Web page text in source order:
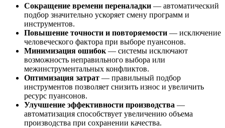
Сокращение времени переналадки — автоматический
подбор значительно ускоряет смену программ и
инструментов.
Повышение точности и повторяемости — исключение
человеческого фактора при выборе пуансонов.
Минимизация ошибок — системы исключают
возможность неправильного выбора или
межинструментальных конфликтов.
Оптимизация затрат — правильный подбор
инструментов позволяет снизить износ и увеличить
ресурс пуансонов.
Улучшение эффективности производства —
автоматизация способствует увеличению объема
производства при сохранении качества.